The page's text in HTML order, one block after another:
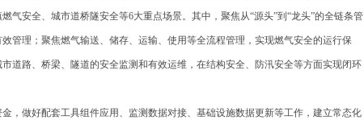
安全、城市道桥隧安全等6大重点场景。其中，聚焦从“源头”到“龙头”的全链条管
管理；聚焦燃气输送、储存、运输、使用等全流程管理，实现燃气安全的运行保
道路、桥梁、隧道的安全监测和有效运维，在结构安全、防汛安全等方面实现闭环
做好配套工具组件应用、监测数据对接、基础设施数据更新等工作，建立常态化